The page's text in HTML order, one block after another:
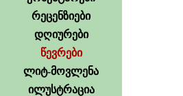
რეცენზიები
დღიურები
წევრები
ლიტ-მოვლენა
ილუსტრაცია